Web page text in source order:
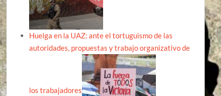
Huelga en la UAZ: ante el tortuguismo de las
autoridades, propuestas y trabajo organizativo de
los trabajadores